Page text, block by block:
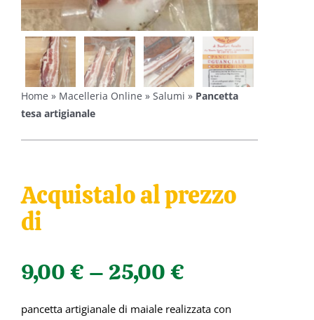
Home » Macelleria Online » Salumi » Pancetta
tesa artigianale
Acquistalo al prezzo
di
9,00 € – 25,00 €
pancetta artigianale di maiale realizzata con